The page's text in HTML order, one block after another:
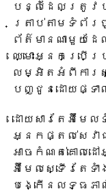
បន្លំដែលត្រូវប
ត្រាប់តាមទំព័
ព័ត៌មានណាមួយដែ
ឈ្មោះអ្នកប្រើ
លម្អិតអំពីការ
បញ្ជូនដោយផ្ទា
ដោយសារតែអ៊ីមែល
អ្នកផ្តល់សេវាជ
អាចកំណត់គោលដ
អ៊ីមែលស្ទើរតែទ
បង្កើនលទ្ធភ